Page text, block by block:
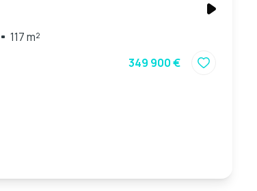
117 m²
349 900 €